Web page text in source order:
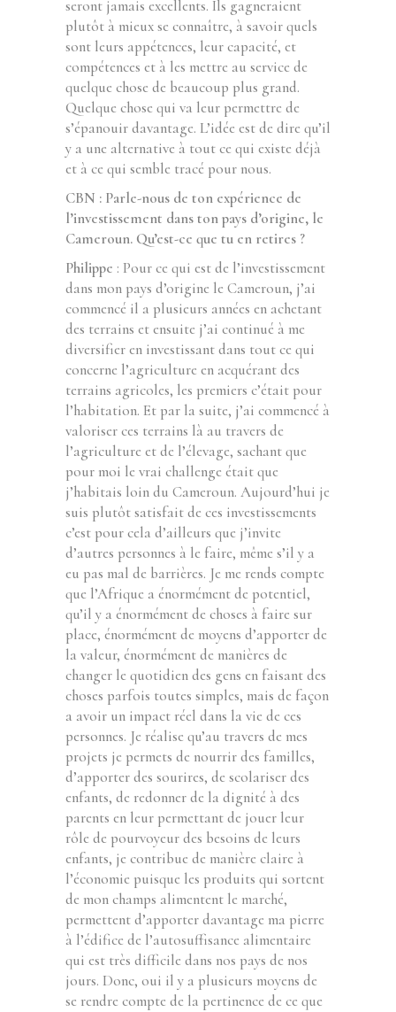
seront jamais excellents. Ils gagneraient
plutôt à mieux se connaître, à savoir quels
sont leurs appétences, leur capacité, et
compétences et à les mettre au service de
quelque chose de beaucoup plus grand.
Quelque chose qui va leur permettre de
s’épanouir davantage. L’idée est de dire qu’il
y a une alternative à tout ce qui existe déjà
et à ce qui semble tracé pour nous.
CBN : Parle-nous de ton expérience de
l’investissement dans ton pays d’origine, le
Cameroun. Qu’est-ce que tu en retires ?
Philippe : Pour ce qui est de l’investissement
dans mon pays d’origine le Cameroun, j’ai
commencé il a plusieurs années en achetant
des terrains et ensuite j’ai continué à me
diversifier en investissant dans tout ce qui
concerne l’agriculture en acquérant des
terrains agricoles, les premiers c’était pour
l’habitation. Et par la suite, j’ai commencé à
valoriser ces terrains là au travers de
l’agriculture et de l’élevage, sachant que
pour moi le vrai challenge était que
j’habitais loin du Cameroun. Aujourd’hui je
suis plutôt satisfait de ces investissements
c’est pour cela d’ailleurs que j’invite
d’autres personnes à le faire, même s’il y a
eu pas mal de barrières. Je me rends compte
que l’Afrique a énormément de potentiel,
qu’il y a énormément de choses à faire sur
place, énormément de moyens d’apporter de
la valeur, énormément de manières de
changer le quotidien des gens en faisant des
choses parfois toutes simples, mais de façon
a avoir un impact réel dans la vie de ces
personnes. Je réalise qu’au travers de mes
projets je permets de nourrir des familles,
d’apporter des sourires, de scolariser des
enfants, de redonner de la dignité à des
parents en leur permettant de jouer leur
rôle de pourvoyeur des besoins de leurs
enfants, je contribue de manière claire à
l’économie puisque les produits qui sortent
de mon champs alimentent le marché,
permettent d’apporter davantage ma pierre
à l’édifice de l’autosuffisance alimentaire
qui est très difficile dans nos pays de nos
jours. Donc, oui il y a plusieurs moyens de
se rendre compte de la pertinence de ce que